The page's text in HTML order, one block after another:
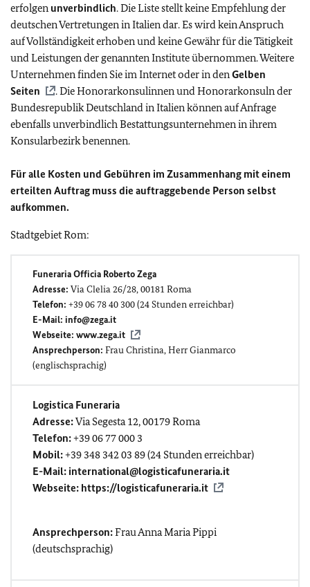
erfolgen unverbindlich.Die Liste stellt keine Empfehlung der
deutschen Vertretungen in Italien dar. Es wird kein Anspruch
auf Vollständigkeit erhoben und keine Gewähr für die Tätigkeit
und Leistungen der genannten Institute übernommen. Weitere
Unternehmen finden Sie im Internet oder in den Gelben
Seiten
. Die Honorarkonsulinnen und Honorarkonsuln der
Bundesrepublik Deutschland in Italien können auf Anfrage
ebenfalls unverbindlich Bestattungsunternehmen in ihrem
Konsularbezirk benennen.
Für alle Kosten und Gebühren im Zusammenhang mit einem
erteilten Auftrag muss die auftraggebende Person selbst
aufkommen.
Stadtgebiet Rom:
Funeraria Officia Roberto Zega
Adresse: Via Clelia 26/28, 00181 Roma
Telefon: +39 06 78 40 300 (24 Stunden erreichbar)
E-Mail: info@zega.it
Webseite: www.zega.it
Ansprechperson: Frau Christina, Herr Gianmarco
(englischsprachig)
Logistica Funeraria
Adresse:Via Segesta 12, 00179 Roma
Telefon:+39 06 77 000 3
Mobil:+39 348 342 03 89 (24 Stunden erreichbar)
E-Mail: international@logisticafuneraria.it
Webseite: https://logisticafuneraria.it
Ansprechperson:Frau Anna Maria Pippi
(deutschsprachig)